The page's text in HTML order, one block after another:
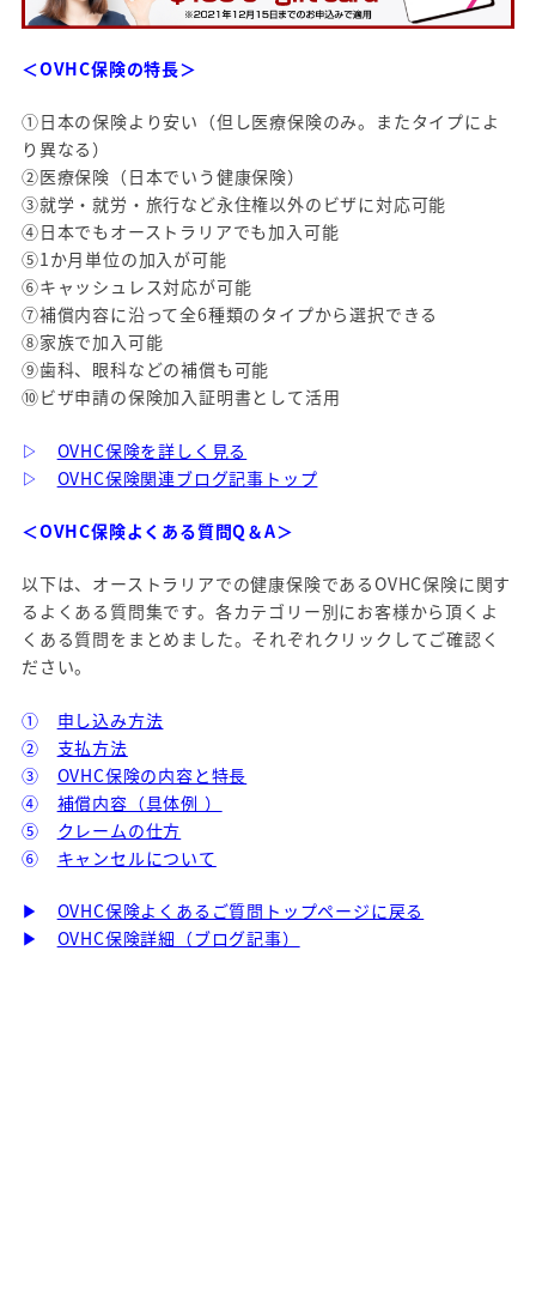
＜OVHC保険の特長＞
①日本の保険より安い（但し医療保険のみ。またタイプによ
り異なる）
②医療保険（日本でいう健康保険）
③就学・就労・旅行など永住権以外のビザに対応可能
④日本でもオーストラリアでも加入可能
⑤1か月単位の加入が可能
⑥キャッシュレス対応が可能
⑦補償内容に沿って全6種類のタイプから選択できる
⑧家族で加入可能
⑨歯科、眼科などの補償も可能
⑩ビザ申請の保険加入証明書として活用
▷
OVHC保険を詳しく見る
▷
OVHC保険関連ブログ記事トップ
＜OVHC保険よくある質問Q＆A＞
以下は、オーストラリアでの健康保険であるOVHC保険に関す
るよくある質問集です。各カテゴリー別にお客様から頂くよ
くある質問をまとめました。それぞれクリックしてご確認く
ださい。
①
申し込み方法
②
支払方法
③
OVHC保険の内容と特長
④
補償内容（具体例 ）
⑤
クレームの仕方
⑥
キャンセルについて
▶
OVHC保険よくあるご質問トップページに戻る
▶
OVHC保険詳細（ブログ記事）